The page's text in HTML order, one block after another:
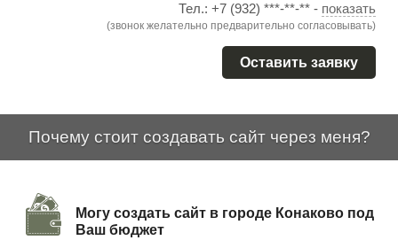
Тел.: +7 (932) ***-**-** - показать
(звонок желательно предварительно согласовывать)
Оставить заявку
Почему стоит создавать сайт через меня?
Могу создать сайт в городе Конаково под
Ваш бюджет